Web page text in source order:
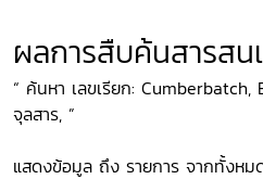
ผลการสืบค้นสารสน
“ ค้นหา เลขเรียก:
จุลสาร, ”
แสดงข้อมูล ถึง รายการ จากทั้งหม